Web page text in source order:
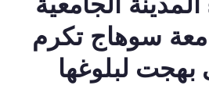
والطلاب
– جامعة
سوهاج تكرم
بهجت لبلوغها